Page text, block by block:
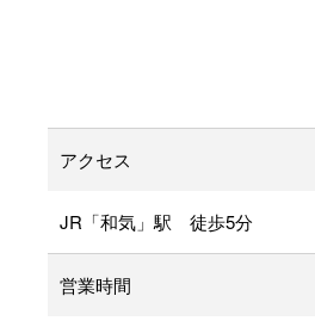
アクセス
JR「和気」駅 徒歩5分
営業時間